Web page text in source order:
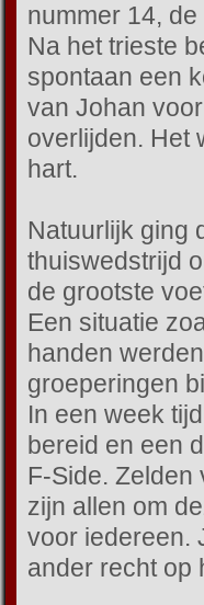
nummer 14,
Na het trieste
spontaan een
van Johan
overlijden. Het
hart.
Natuurlijk ging
thuiswedstrijd
de grootste
Een situatie
handen
groeperingen
In een week
bereid en een
F-Side. Zelden
zijn allen om
voor iedereen.
ander recht op